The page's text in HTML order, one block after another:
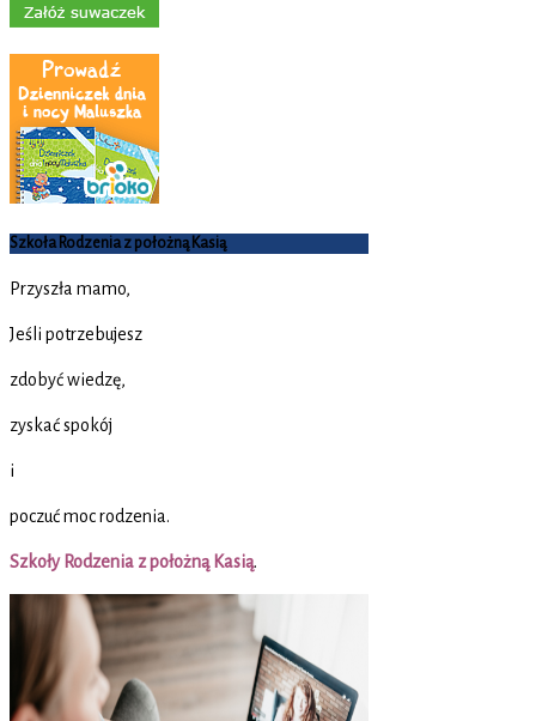
Szkoła Rodzenia z położną Kasią
Przyszła mamo,
Jeśli potrzebujesz
zdobyć wiedzę,
zyskać spokój
i
poczuć moc rodzenia.
Szkoły Rodzenia z położną Kasią.